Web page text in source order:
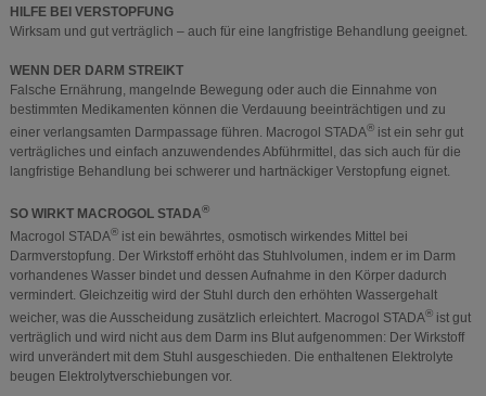
HILFE BEI VERSTOPFUNG
Wirksam und gut verträglich – auch für eine langfristige Behandlung geeignet.
WENN DER DARM STREIKT
Falsche Ernährung, mangelnde Bewegung oder auch die Einnahme von
bestimmten Medikamenten können die Verdauung beeinträchtigen und zu
einer verlangsamten Darmpassage führen. Macrogol STADA®ist ein sehr gut
verträgliches und einfach anzuwendendes Abführmittel, das sich auch für die
langfristige Behandlung bei schwerer und hartnäckiger Verstopfung eignet.
SO WIRKT MACROGOL STADA®
Macrogol STADA®ist ein bewährtes, osmotisch wirkendes Mittel bei
Darmverstopfung. Der Wirkstoff erhöht das Stuhlvolumen, indem er im Darm
vorhandenes Wasser bindet und dessen Aufnahme in den Körper dadurch
vermindert. Gleichzeitig wird der Stuhl durch den erhöhten Wassergehalt
weicher, was die Ausscheidung zusätzlich erleichtert. Macrogol STADA®ist gut
verträglich und wird nicht aus dem Darm ins Blut aufgenommen: Der Wirkstoff
wird unverändert mit dem Stuhl ausgeschieden. Die enthaltenen Elektrolyte
beugen Elektrolytverschiebungen vor.